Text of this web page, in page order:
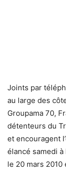
Joints par
au large des
Groupama 70,
détenteurs du
et encouragent
élancé samedi à
le 20 mars